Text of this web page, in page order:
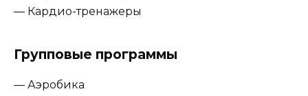
— Кардио-тренажеры
Групповые программы
— Аэробика